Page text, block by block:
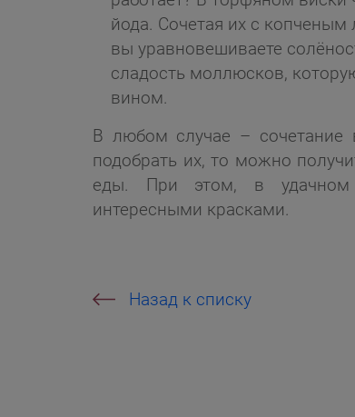
йода. Сочетая их с
вы уравновешиваете
сладость моллюсков,
вином.
В любом случае – сочетание
подобрать их, то можно
еды. При этом, в удачном
интересными красками.
Назад к списку